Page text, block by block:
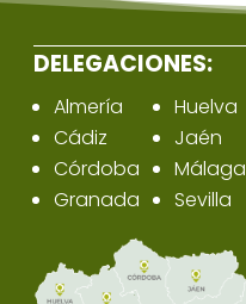
DELEGACIONES:
Almería
Cádiz
Córdoba
Granada
Huelva
Jaén
Málaga
Sevilla